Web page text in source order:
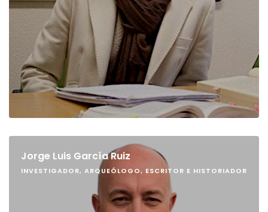
Jorge Luis García Ruiz
INVESTIGADOR, ARQUEÓLOGO, ESCRITOR E HISTORIADOR